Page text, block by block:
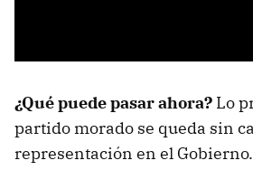
¿Qué puede pasar ahora? Lo
partido morado se queda sin
representación en el